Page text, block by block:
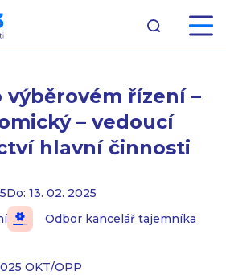
výběrovém řízení –
– vedoucí
hlavní činnosti
Do: 13. 02. 2025
Odbor kancelář tajemníka
OKT/OPP